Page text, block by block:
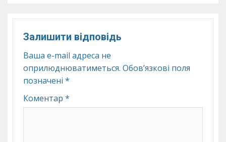
Залишити відповідь
Ваша e-mail адреса не
оприлюднюватиметься. Обов’язкові поля
позначені *
Коментар *